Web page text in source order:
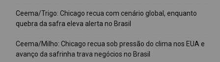
Ceema/Trigo: Chicago recua com cenário global, enquanto
quebra da safra eleva alerta no Brasil
Ceema/Milho: Chicago recua sob pressão do clima nos EUA e
avanço da safrinha trava negócios no Brasil